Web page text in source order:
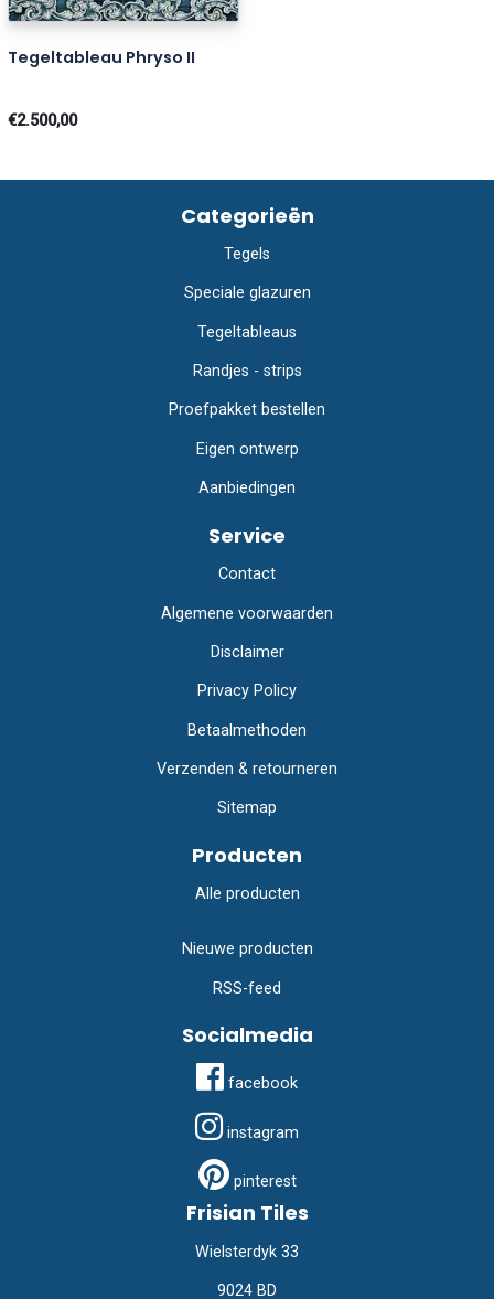
Tegeltableau Phryso II
€2.500,00
Categorieën
Tegels
Speciale glazuren
Tegeltableaus
Randjes - strips
Proefpakket bestellen
Eigen ontwerp
Aanbiedingen
Service
Contact
Algemene voorwaarden
Disclaimer
Privacy Policy
Betaalmethoden
Verzenden & retourneren
Sitemap
Producten
Alle producten
Nieuwe producten
RSS-feed
Socialmedia
facebook
instagram
pinterest
Frisian Tiles
Wielsterdyk 33
9024 BD